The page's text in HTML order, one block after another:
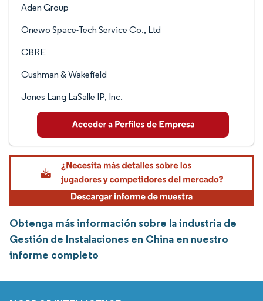
Aden Group
Onewo Space-Tech Service Co., Ltd
CBRE
Cushman & Wakefield
Jones Lang LaSalle IP, Inc.
Obtenga más información sobre la industria de
Gestión de Instalaciones en China en nuestro
informe completo